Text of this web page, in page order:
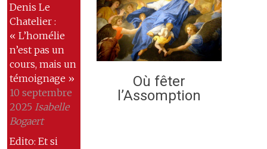
Denis Le
Chatelier :
« L’homélie
n’est pas un
cours, mais un
témoignage »
10 septembre
2025 Isabelle
Bogaert
Edito: Et si
Où fêter
l’Assomption